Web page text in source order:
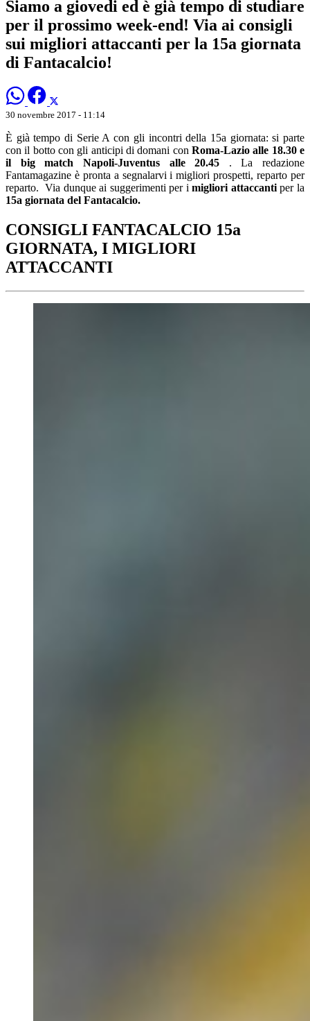
Siamo a giovedi ed è già tempo di studiare
per il prossimo week-end! Via ai consigli
sui migliori attaccanti per la 15a giornata
di Fantacalcio!
30 novembre 2017 - 11:14
È già tempo di Serie A con gli incontri della 15a giornata: si parte
con il botto con gli anticipi di domani con Roma-Lazio alle 18.30 e
il big match Napoli-Juventus alle 20.45 . La redazione
Fantamagazine è pronta a segnalarvi i migliori prospetti, reparto per
reparto. Via dunque ai suggerimenti per imigliori attaccantiper la
15a giornata del Fantacalcio.
CONSIGLI FANTACALCIO 15a
GIORNATA, I MIGLIORI
ATTACCANTI